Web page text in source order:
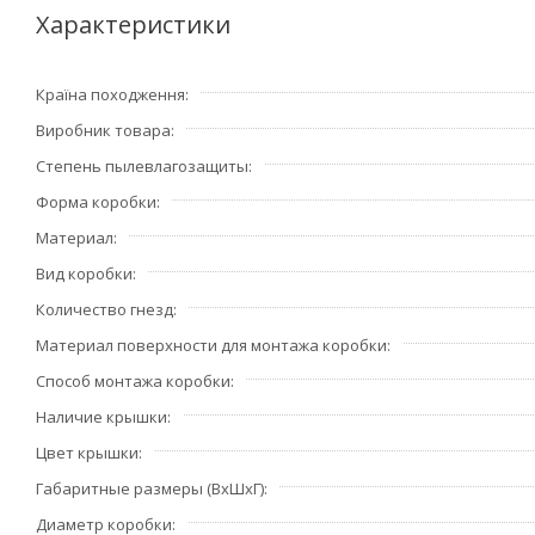
Заполнение адреса
выберите значение «Другое местоположение» и
правильный индекс.
В зависимости от места жительства вам предложат
Выберите оптимальный способ оплаты.
Введите данные о себе: ФИО, адрес доставки, номер
могут пригодиться курьеру, например: подъезды в доме
Характеристики
Країна походження
Виробник товара
Степень пылевлагозащиты
Форма коробки
Материал
Вид коробки
Количество гнезд
Материал поверхности для монтажа коробки
Способ монтажа коробки
Наличие крышки
Цвет крышки
Габаритные размеры (ВхШхГ)
Диаметр коробки